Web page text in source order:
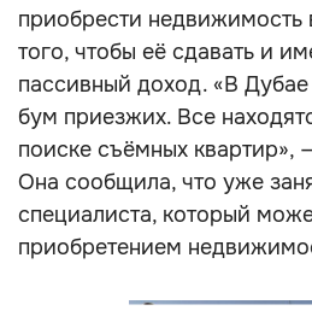
приобрести
того, чтобы её сдавать и
пассивный доход. «В
бум приезжих. Все
поиске съёмных квартир»,
Она сообщила, что уже
специалиста, который
приобретением